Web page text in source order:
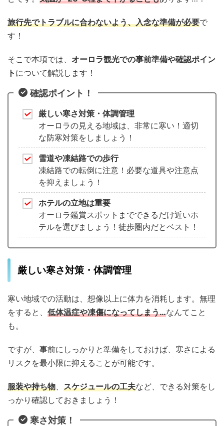
旅行先でトラブルに合わないよう、入念な準備が必要で
す！
そこで本項では、 オーロラ観光での事前準備や確認ポイン
ト について解説します！
確認ポイント！
厳しい寒さ対策・体調管理
オーロラの見える地域は、非常に寒い！適切
な防寒対策をしましょう！
雪道や凍結路での歩行
凍結路での転倒に注意！必要な道具や注意点
を抑えましょう！
ホテルの立地は重要
オーロラ鑑賞スポットまでできるだけ近いホ
テルを選びましょう！徒歩圏内だとベスト！
厳しい寒さ対策・体調管理
寒い地域での活動は、想像以上に体力を消耗します。無理
をすると、 低体温症や凍傷になってしまう…なんてこと
も。
ですが、事前にしっかりと準備をしておけば、寒さによる
リスクを最小限に抑えることが可能です。
服装や持ち物、 スケジュールの工夫など、できる対策をし
っかり確認しておきましょう！
寒さ対策！